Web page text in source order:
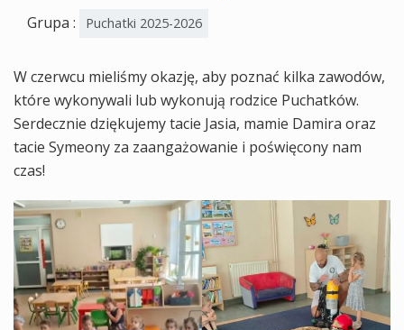
Grupa : Puchatki 2025-2026
W czerwcu mieliśmy okazję, aby poznać kilka zawodów,
które wykonywali lub wykonują rodzice Puchatków.
Serdecznie dziękujemy tacie Jasia, mamie Damira oraz
tacie Symeony za zaangażowanie i poświęcony nam
czas!